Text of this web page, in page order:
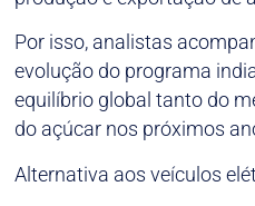
Por isso, analistas
evolução do programa
equilíbrio global tanto do
do açúcar nos próximos
Alternativa aos veículos